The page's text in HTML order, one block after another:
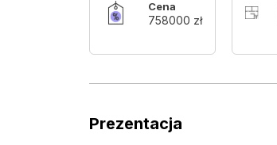
Cena
758000 zł
Prezentacja